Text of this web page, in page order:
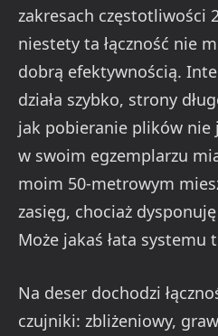
zakresach częstotliwości
niestety ta łączność nie
dobrą efektywnością.
działa szybko, strony
jak pobieranie plików nie
w swoim egzemplarzu
moim 50-metrowym
zasięg, chociaż
Może jakaś łata systemu
Na deser dochodzi
czujniki: zbliżeniowy,